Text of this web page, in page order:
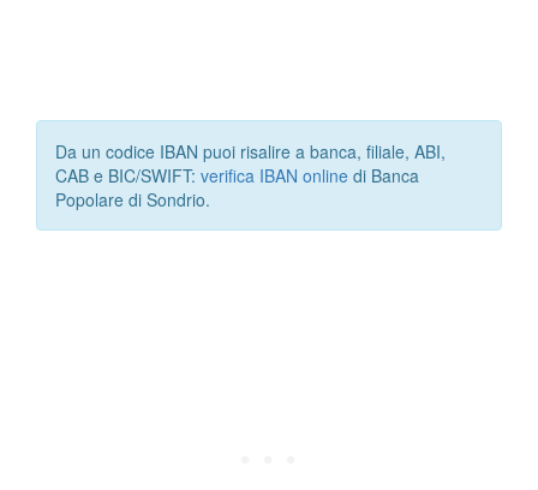
Da un codice IBAN puoi risalire a banca, filiale, ABI,
CAB e BIC/SWIFT: verifica IBAN online di Banca
Popolare di Sondrio.